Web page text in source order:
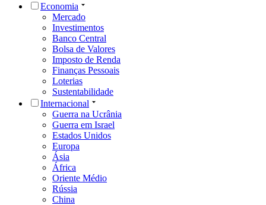
Economia
Mercado
Investimentos
Banco Central
Bolsa de Valores
Imposto de Renda
Finanças Pessoais
Loterias
Sustentabilidade
Internacional
Guerra na Ucrânia
Guerra em Israel
Estados Unidos
Europa
Ásia
África
Oriente Médio
Rússia
China